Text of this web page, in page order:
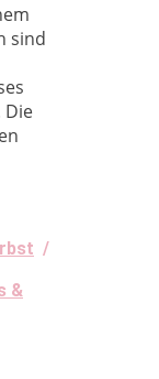
sind
Die
/
&